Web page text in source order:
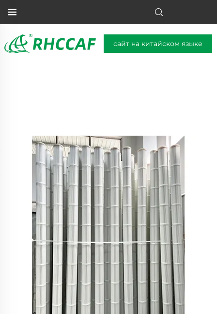
сайт на китайском языке